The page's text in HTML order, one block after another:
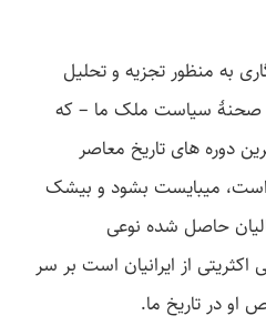
به منظور تجزیه و تحلیل
صحنۀ سیاست ملک ما – که
دوره­ های تاریخ معاصر
می­بایست بشود و بی­شک
حاصل شده نوعی
از ایرانیان است بر سر
در تاریخ ما.